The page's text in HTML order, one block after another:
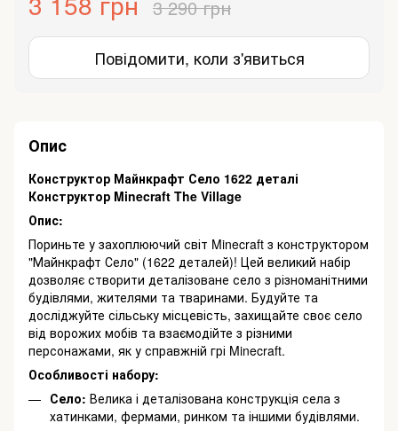
3 290 грн
Повідомити, коли з'явиться
Опис
Конструктор Майнкрафт Село 1622 деталі
Конструктор Minecraft The Village
Опис:
Пориньте у захоплюючий світ Minecraft з конструктором
"Майнкрафт Село" (1622 деталей)! Цей великий набір
дозволяє створити деталізоване село з різноманітними
будівлями, жителями та тваринами. Будуйте та
досліджуйте сільську місцевість, захищайте своє село
від ворожих мобів та взаємодійте з різними
персонажами, як у справжній грі Minecraft.
Особливості набору:
Село: Велика і деталізована конструкція села з
хатинками, фермами, ринком та іншими будівлями.